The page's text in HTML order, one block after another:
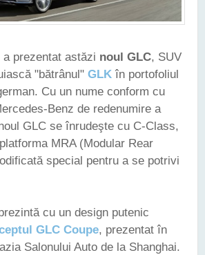
a prezentat astăzi noul GLC, SUV
"bătrânul" GLK în portofoliul
Cu un nume conform cu
Benz de redenumire a
GLC se înrudeşte cu C-Class,
MRA (Modular Rear
special pentru a se potrivi
cu un design putenic
GLC Coupe, prezentat în
Salonului Auto de la Shanghai.